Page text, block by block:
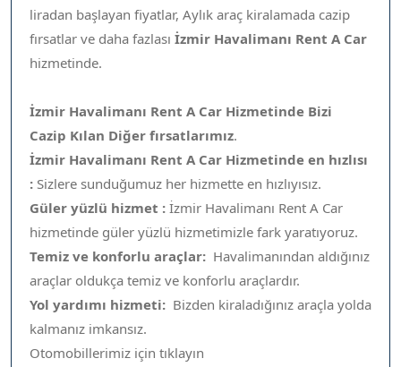
liradan başlayan fiyatlar, Aylık araç kiralamada cazip
fırsatlar ve daha fazlası İzmir Havalimanı Rent A Car
hizmetinde.
İzmir Havalimanı Rent A Car Hizmetinde Bizi
Cazip Kılan Diğer fırsatlarımız.
İzmir Havalimanı Rent A Car Hizmetinde en hızlısı
: Sizlere sunduğumuz her hizmette en hızlıyısız.
Güler yüzlü hizmet : İzmir Havalimanı Rent A Car
hizmetinde güler yüzlü hizmetimizle fark yaratıyoruz.
Temiz ve konforlu araçlar: Havalimanından aldığınız
araçlar oldukça temiz ve konforlu araçlardır.
Yol yardımı hizmeti: Bizden kiraladığınız araçla yolda
kalmanız imkansız.
Otomobillerimiz için tıklayın